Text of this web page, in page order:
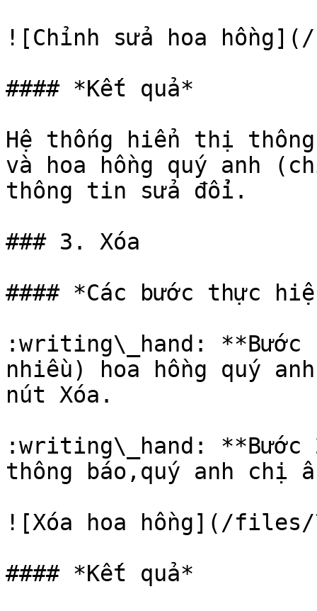
![Chỉnh sửa hoa hồng](/
#### *Kết quả*
Hệ thống hiển thị
và hoa hồng quý anh
thông tin sửa đổi.
### 3. Xóa
#### *Các bước thực
:writing\_hand: **Bước
nhiều) hoa hồng quý
nút Xóa.
:writing\_hand:
thông báo,quý anh chị
![Xóa hoa hồng](/files/
#### *Kết quả*